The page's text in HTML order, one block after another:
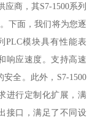
商，其S7-1500系列
下面，我们将为您逐
PLC模块具有性能表
响应速度。支持高速
全。此外，S7-1500
进行定制化扩展，满
接口，满足了不同设